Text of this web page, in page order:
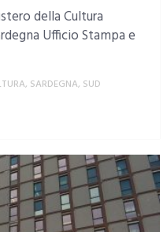
della Cultura
Ufficio Stampa e
, SARDEGNA, SUD